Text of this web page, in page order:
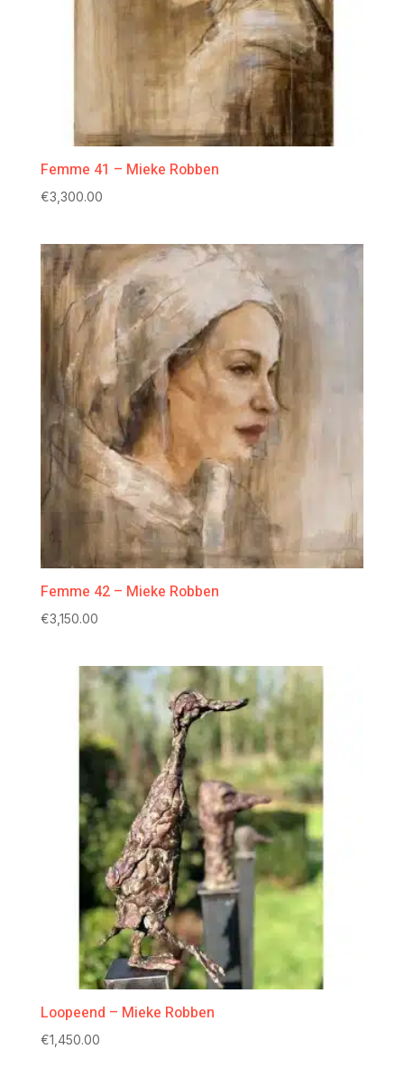
Femme 41 – Mieke Robben
€3,300.00
Femme 42 – Mieke Robben
€3,150.00
Loopeend – Mieke Robben
€1,450.00